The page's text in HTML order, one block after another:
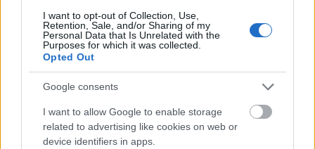
I want to opt-out of Collection, Use,
Retention, Sale, and/or Sharing of my
Personal Data that Is Unrelated with the
Purposes for which it was collected.
Opted Out
Google consents
I want to allow Google to enable storage
related to advertising like cookies on web or
device identifiers in apps.
korábban szóba hozták Ráckevei Anna, Trill
Zsolt vagy Szűcs Nelli nevét, "de velük erről
még egy mondatot sem váltottam" - közölte.
Hasonlóan válaszolt a közvetlen
munkatársakat érintő kérdésre is: örömét
fejezte ki, hogy Ablonczy László elfogadta a
felkérését, de más tekintetben nem lesznek